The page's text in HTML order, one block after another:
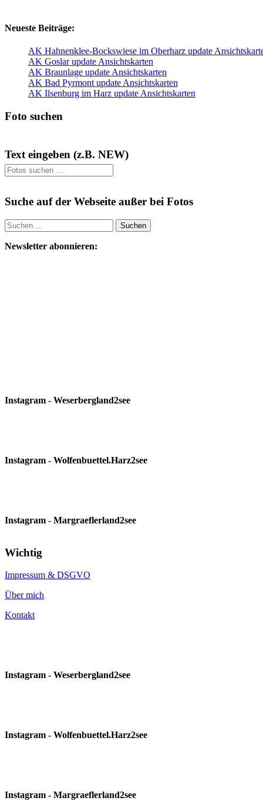
Neueste Beiträge:
AK Hahnenklee-Bockswiese im Oberharz update
AK Goslar update Ansichtskarten
AK Braunlage update Ansichtskarten
AK Bad Pyrmont update Ansichtskarten
AK Ilsenburg im Harz update Ansichtskarten
Foto suchen
Text eingeben (z.B. NEW)
Suche auf der Webseite außer bei Fotos
Suchen
nach:
Newsletter abonnieren:
Instagram - Weserbergland2see
Instagram - Wolfenbuettel.Harz2see
Instagram - Margraeflerland2see
Wichtig
Impressum & DSGVO
Über mich
Kontakt
Instagram - Weserbergland2see
Instagram - Wolfenbuettel.Harz2see
Instagram - Margraeflerland2see